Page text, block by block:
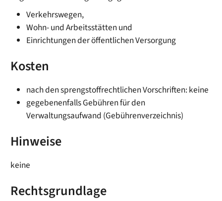
Verkehrswegen,
Wohn- und Arbeitsstätten und
Einrichtungen der öffentlichen Versorgung
Kosten
nach den sprengstoffrechtlichen Vorschriften: keine
gegebenenfalls Gebühren für den
Verwaltungsaufwand (Gebührenverzeichnis)
Hinweise
keine
Rechtsgrundlage